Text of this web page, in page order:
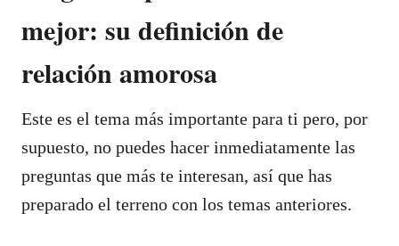
mejor: su definición de
relación amorosa
Este es el tema más importante para ti pero, por
supuesto, no puedes hacer inmediatamente las
preguntas que más te interesan, así que has
preparado el terreno con los temas anteriores.